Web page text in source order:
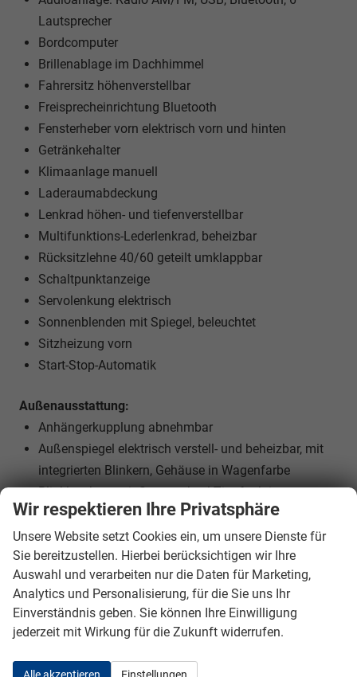
Lautsprecher
Bordcomputer
Brillenablage im Dachhimmel
Fahrersitz höhenverstellbar
Freisprecheinrichtung Bluetooth
Fensterheber vorn elektrisch vorn und hinten
Getränkehalter
Klimaanlage manuell
Laderaumabdeckung
Lenkrad höhen- und tiefenverstellbar
Multifunktions-Lederlenkrad, beheizbar
Rücksitzlehne 40/60 geteilt umklappbar
Schaltpunktanzeige
Servolenkung elektrisch
Sonnenblenden mit Spiegel, beleuchtet
Sitzheizung vorn
Start-Stop-Automatik
Außenausstattung:
Anhängerkupplung abnehmbar
Außenspiegel elektrisch verstell- und beheizbar, mit
integrierten Blinkern, Gehäuse in Wagenfarbe
Blinkleuchten mit Spurwechsel-Tippfunktion
Frontscheibenheizung
Halogen-Scheinwerfer
Heckscheibe beheizbar
LED-Tagfahrlicht
Nebelscheinwerfer
Radzierblenden
Reifenpannenset (Kompressor und Pannenspray)
Stahlfelgen mit Sommerbereifung
Wir respektieren Ihre Privatsphäre
Unsere Website setzt Cookies ein, um unsere Dienste für
Sie bereitzustellen. Hierbei berücksichtigen wir Ihre
Auswahl und verarbeiten nur die Daten für Marketing,
Analytics und Personalisierung, für die Sie uns Ihr
Einverständnis geben. Sie können Ihre Einwilligung
jederzeit mit Wirkung für die Zukunft widerrufen.